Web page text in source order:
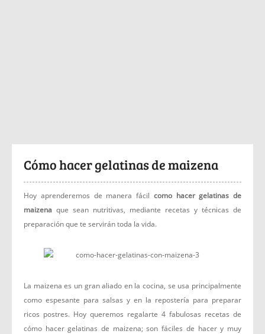
Cómo hacer gelatinas de maizena
Hoy aprenderemos de manera fácil como hacer gelatinas de
maizena que sean nutritivas, mediante recetas y técnicas de
preparación que te servirán toda la vida.
La maizena es un gran aliado en la cocina, se usa principalmente
como espesante para salsas y en la repostería para preparar
ricos postres. Hoy queremos regalarte 4 fabulosas recetas de
cómo hacer gelatinas de maizena; son fáciles de hacer y muy